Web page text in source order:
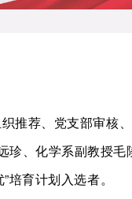
推荐、党支部审核
珍、化学系副教授毛
育计划入选者。